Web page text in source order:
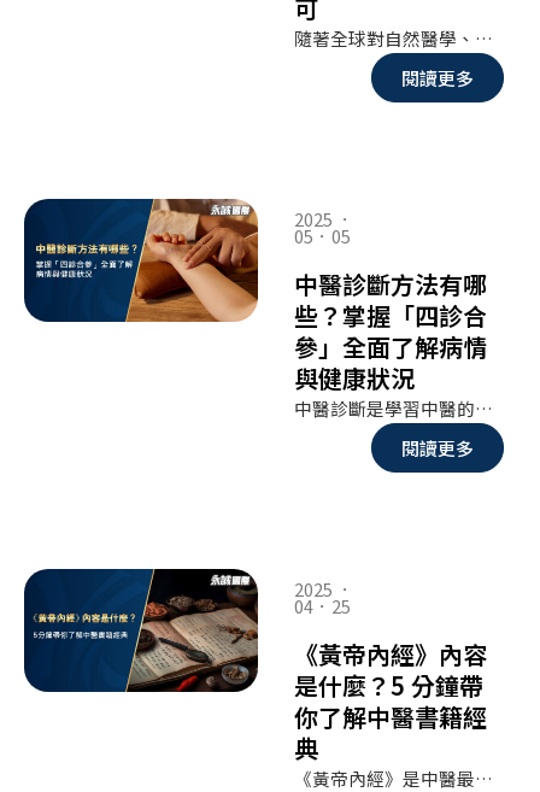
可
隨著全球對自然醫學、傳統醫療的需求不斷提升，中醫在國際上的地位逐漸受到重視。對於馬來西亞學生而言，若想要投身中醫領域，選擇在哪裡攻讀本科學位是一個關鍵問題。當前主要有兩條路徑：一是在馬來西亞本地修讀醫藥或保健相關學科；二是前往中國攻讀正統的中醫本科。本文將從費用與認可程度兩個角度出發，深入探討選擇中國中醫本科的價值，並比較馬來西亞本地學位的差異，幫助有志之士清晰規劃未來。
閱讀更多
2025 ．
05．05
中醫診斷方法有哪
些？掌握「四診合
參」全面了解病情
與健康狀況
中醫診斷是學習中醫的第一扇門，也是深入理解中醫理論與臨床實踐的重要基礎。對想踏入中醫世界的你而言，掌握中醫診斷的方法，不僅能幫助你認識疾病的本質與人體的運行規律，更是學習辨證論治、施以適當治療的關鍵起點。這篇文章將帶領你深入認識中醫診斷的方法與步驟，幫助你建立紮實的中醫學習基礎，開啟一段充滿智慧與人文的醫學之旅。
閱讀更多
2025 ．
04．25
《黃帝內經》內容
是什麼？5 分鐘帶
你了解中醫書籍經
典
《黃帝內經》是中醫最早的經典著作，被譽為「醫家之祖」。不只是一本醫書，它更像是一部探討生命、自然與人體運行法則的哲學寶藏。你也許聽過它，但它的內容其實遠比你想像的深奧又有趣。接下來的 5 分鐘，讓我們一起揭開《黃帝內經》的神秘面紗，走進中醫智慧的世界。